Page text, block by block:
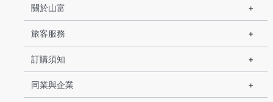
關於山富
旅客服務
訂購須知
同業與企業